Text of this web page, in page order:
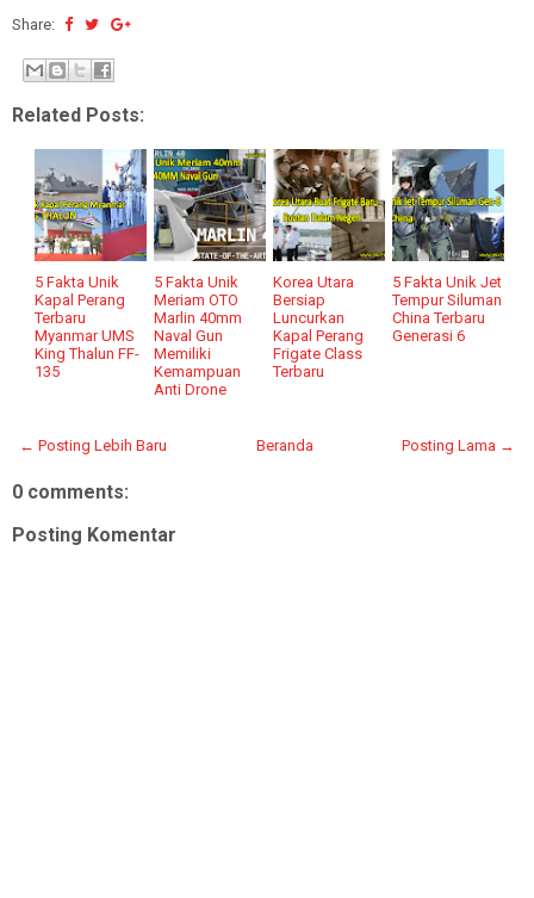
Share:
Related Posts:
5 Fakta Unik
Kapal Perang
Terbaru
Myanmar UMS
King Thalun FF-
135
5 Fakta Unik
Meriam OTO
Marlin 40mm
Naval Gun
Memiliki
Kemampuan
Anti Drone
Korea Utara
Bersiap
Luncurkan
Kapal Perang
Frigate Class
Terbaru
5 Fakta Unik Jet
Tempur Siluman
China Terbaru
Generasi 6
← Posting Lebih Baru Posting Lama →
Beranda
0 comments:
Posting Komentar